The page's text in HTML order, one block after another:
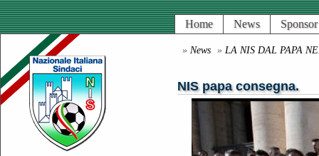
Home News Sponsor
» News » LA NIS DAL PAPA
NIS papa consegna.